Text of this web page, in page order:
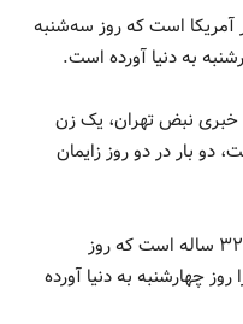
اهل کشور آمریکا است که روز سه‌شنبه
به دنیا آورده است.
خبری نبض تهران، یک زن
دو بار در دو روز زایمان
بر اساس این گزارش کلسی هچر، زنی ۳۲ ساله است که روز
چهارشنبه به دنیا آورده